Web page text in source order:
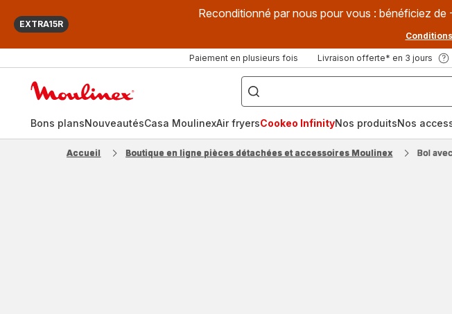
EXTRA15R
Reconditionné par nous pour vous : bénéficiez
Paiement en plusieurs fois Livraison offerte* en 3 jours
["Que
recherchez-
vous
?",
fryer",
"Companion"]
Bons plansNouveautésCasa MoulinexAir fryersCookeo InfinityNos produitsNos
Accueil Boutique en ligne pièces détachées et accessoires Moulinex Bol